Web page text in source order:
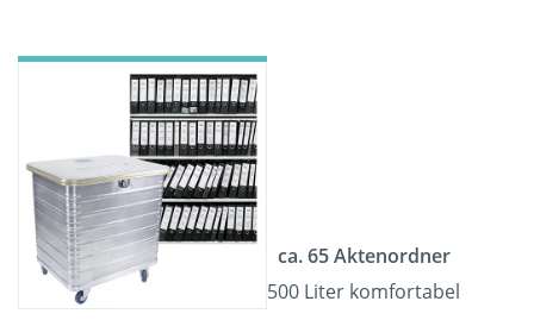
ca. 65 Aktenordner
500 Liter komfortabel